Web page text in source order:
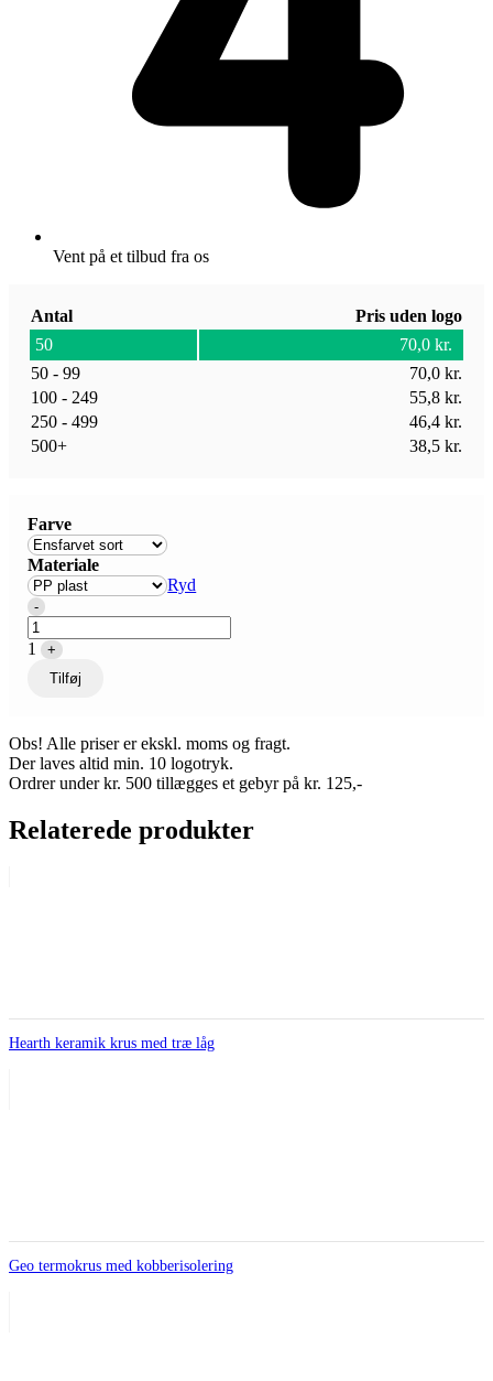
Vent på et tilbud fra os
Antal
Pris uden logo
50
70,0 kr.
50 - 99
70,0 kr.
100 - 249
55,8 kr.
250 - 499
46,4 kr.
500+
38,5 kr.
Farve
Materiale
Ryd
Quantity
-
1
+
Tilføj
Obs! Alle priser er ekskl. moms og fragt.
Der laves altid min. 10 logotryk.
Ordrer under kr. 500 tillægges et gebyr på kr. 125,-
Relaterede produkter
Hearth keramik krus med træ låg
Geo termokrus med kobberisolering